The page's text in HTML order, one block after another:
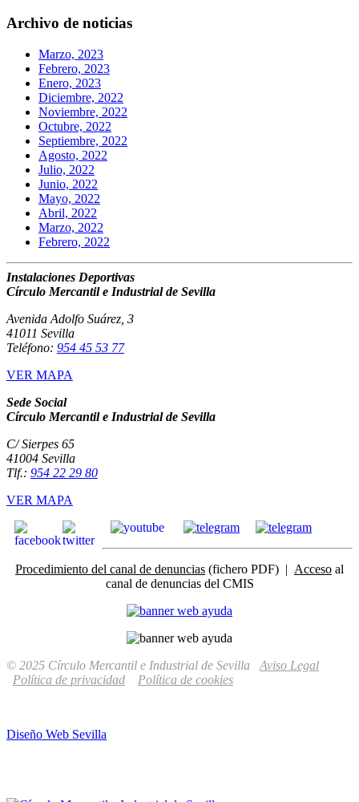
Archivo de noticias
Marzo, 2023
Febrero, 2023
Enero, 2023
Diciembre, 2022
Noviembre, 2022
Octubre, 2022
Septiembre, 2022
Agosto, 2022
Julio, 2022
Junio, 2022
Mayo, 2022
Abril, 2022
Marzo, 2022
Febrero, 2022
Instalaciones Deportivas
Círculo Mercantil e Industrial de Sevilla
Avenida Adolfo Suárez, 3
41011 Sevilla
Teléfono: 954 45 53 77
VER MAPA
Sede Social
Círculo Mercantil e Industrial de Sevilla
C/ Sierpes 65
41004 Sevilla
Tlf.: 954 22 29 80
VER MAPA
Procedimiento del canal de denuncias (fichero PDF) | Acceso al
canal de denuncias del CMIS
© 2025 Círculo Mercantil e Industrial de Sevilla Aviso Legal
Política de privacidad
Política de cookies
Diseño Web Sevilla